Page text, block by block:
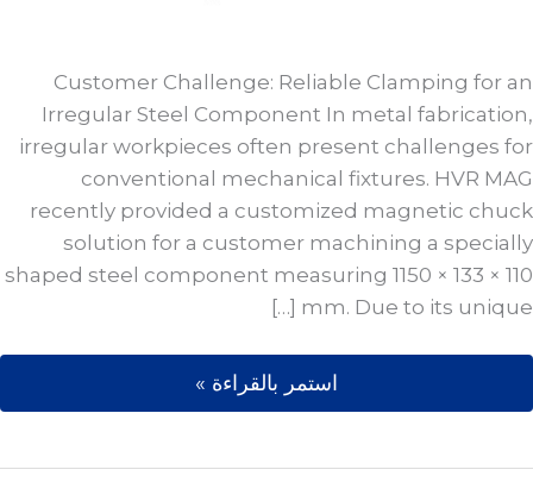
Customer Challenge: Reliable Clamping for an
Irregular Steel Component In metal fabrication,
irregular workpieces often present challenges for
conventional mechanical fixtures. HVR MAG
recently provided a customized magnetic chuck
solution for a customer machining a specially
shaped steel component measuring 1150 × 133 × 110
mm. Due to its unique […]
استمر بالقراءة »